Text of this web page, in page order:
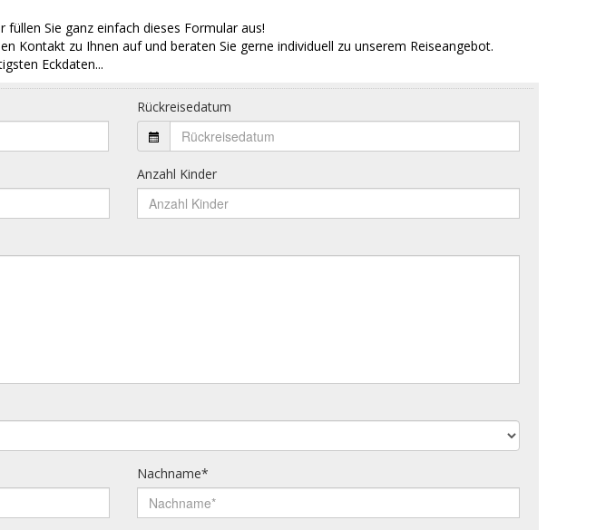
füllen Sie ganz einfach dieses Formular aus!
Kontakt zu Ihnen auf und beraten Sie gerne individuell zu unserem Reiseangebot.
Eckdaten...